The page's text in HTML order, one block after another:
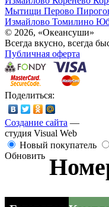
Мытищи Перово
Измайлово Томилино
© 2026, «Океансуши»
Всегда вкусно, всегда
Публичная оферта
Поделиться:
Создание сайта —
студия Visual Web
Новый покупатель
Обновить